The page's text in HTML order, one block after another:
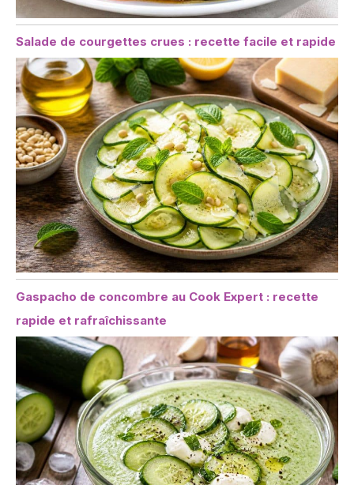
Salade de courgettes crues : recette facile et rapide
Gaspacho de concombre au Cook Expert : recette
rapide et rafraîchissante